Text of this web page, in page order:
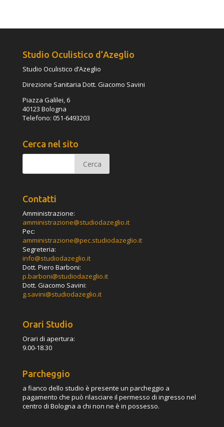
Studio Oculistico d’Azeglio
Studio Oculistico d’Azeglio
Direzione Sanitaria Dott. Giacomo Savini
Piazza Galilei, 6
40123 Bologna
Telefono: 051-6493203
Cerca nel sito
Contatti
Amministrazione:
amministrazione@studiodazeglio.it
Pec:
amministrazione@pec.studiodazeglio.it
Segreteria:
info@studiodazeglio.it
Dott. Piero Barboni:
p.barboni@studiodazeglio.it
Dott. Giacomo Savini:
g.savini@studiodazeglio.it
Orari Studio
Orari di apertura:
9.00-18.30
Parcheggio
a fianco dello studio è presente un parcheggio a
pagamento che può rilasciare il permesso di ingresso nel
centro di Bologna a chi non ne è in possesso.